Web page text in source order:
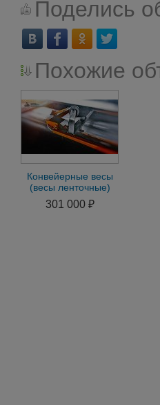
Поделись
Похожие
Конвейерные весы
(весы ленточные)
301 000 ₽